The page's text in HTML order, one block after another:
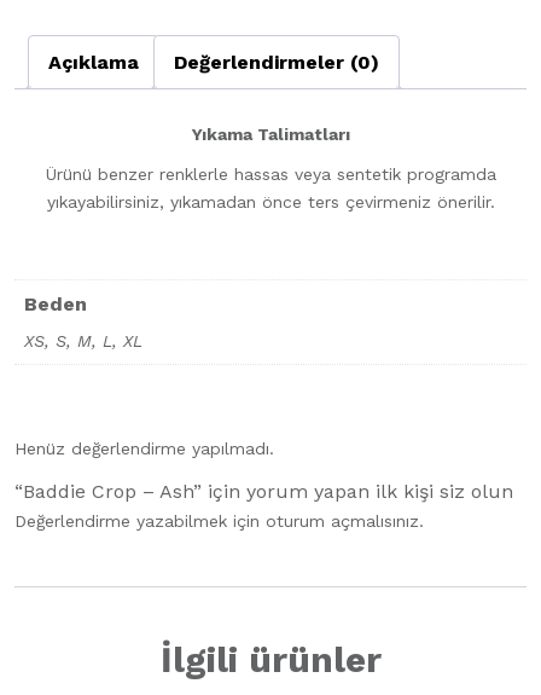
Açıklama Değerlendirmeler (0)
Yıkama Talimatları
Ürünü benzer renklerle hassas veya sentetik programda
yıkayabilirsiniz, yıkamadan önce ters çevirmeniz önerilir.
Beden
XS, S, M, L, XL
Henüz değerlendirme yapılmadı.
“Baddie Crop – Ash” için yorum yapan ilk kişi siz olun
Değerlendirme yazabilmek için oturum açmalısınız.
İlgili ürünler